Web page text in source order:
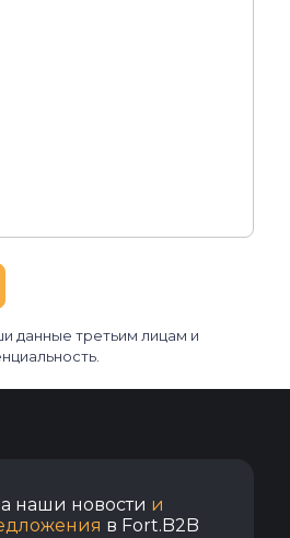
данные третьим лицам и
наши новости и
в Fort.B2B